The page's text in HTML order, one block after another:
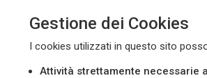
Gestione dei Cookies
I cookies utilizzati in questo sito
Attività strettamente necessarie